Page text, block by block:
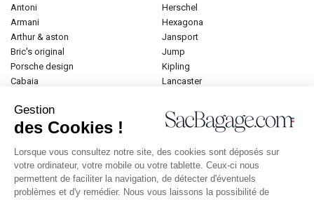
antoni
armani
arthur & aston
bric's original
porsche design
cabaia
caramel et compagnie
desigual
eastpak
elite
emily & noah
herschel
hexagona
jansport
jump
kipling
lancaster
le tanneur
longchamp
mac alyster
naf-naf
paul marius
Gestion
des Cookies !
Lorsque vous consultez notre site, des cookies sont déposés sur
votre ordinateur, votre mobile ou votre tablette. Ceux-ci nous
permettent de faciliter la navigation, de détecter d'éventuels
problèmes et d'y remédier. Nous vous laissons la possibilité de